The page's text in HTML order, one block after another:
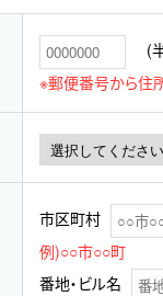
(
※郵便番号から住
市区町村
例)○○市○○町
番地・ビル名